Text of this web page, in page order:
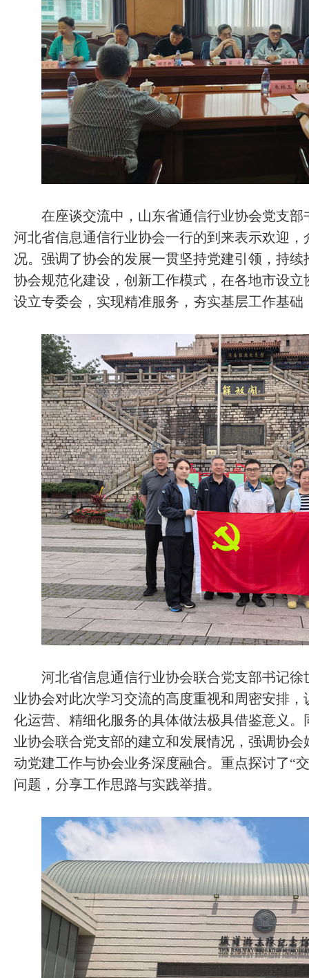
在座谈交流中，山东省通信行业协会党支部
河北省信息通信行业协会一行的到来表示欢迎
况。强调了协会的发展一贯坚持党建引领，持
协会规范化建设，创新工作模式，在各地市设
设立专委会，实现精准服务，夯实基层工作基
河北省信息通信行业协会联合党支部书记徐
业协会对此次学习交流的高度重视和周密安排
化运营、精细化服务的具体做法极具借鉴意义
业协会联合党支部的建立和发展情况，强调协
动党建工作与协会业务深度融合。重点探讨了“
问题，分享工作思路与实践举措。